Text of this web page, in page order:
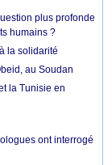
plus profonde
humains ?
la solidarité
au Soudan
la Tunisie en
ont interrogé